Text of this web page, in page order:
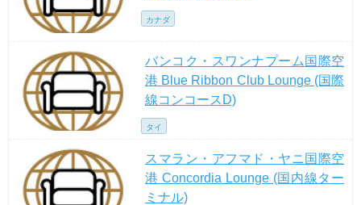
カナダ
バンコク・スワンナプーム国際空
港 Blue Ribbon Club Lounge (国際
線コンコースD)
タイ
スマラン・アフマド・ヤニ国際空
港 Concordia Lounge (国内線ター
ミナル)